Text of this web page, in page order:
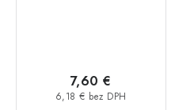
6,18 € bez DPH
7,60 €